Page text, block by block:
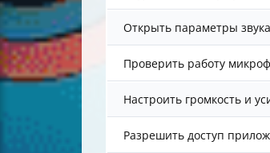
Открыть параметры звука
Проверить работу
Настроить громкость и
Разрешить доступ